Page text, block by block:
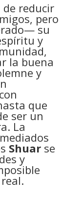
de reducir
pero
su
y
la buena
y
que
ser un
La
Shuarse
y
real.